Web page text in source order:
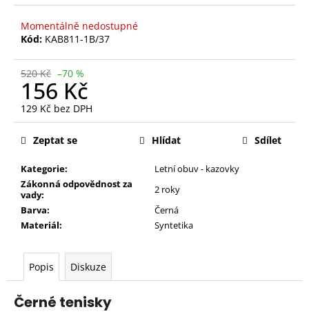
Momentálně nedostupné
Kód: KAB811-1B/37
520 Kč –70 %
156 Kč
129 Kč bez DPH
Měrná
Kategorie:
Letní obuv - kazovky
Zákonná odpovědnost za
vady:
2 roky
Barva:
Černá
Materiál:
Syntetika
Zeptat se Hlídat Sdílet
Popis Diskuze
Černé tenisky